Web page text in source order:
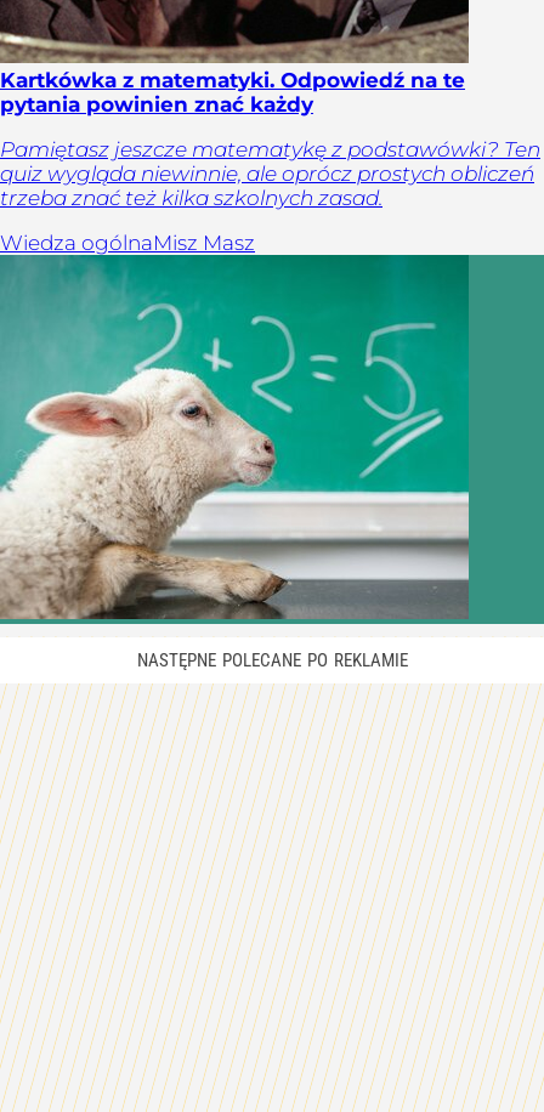
Kartkówka z matematyki. Odpowiedź na te
pytania powinien znać każdy
Pamiętasz jeszcze matematykę z podstawówki? Ten
quiz wygląda niewinnie, ale oprócz prostych obliczeń
trzeba znać też kilka szkolnych zasad.
Wiedza ogólnaMisz Masz